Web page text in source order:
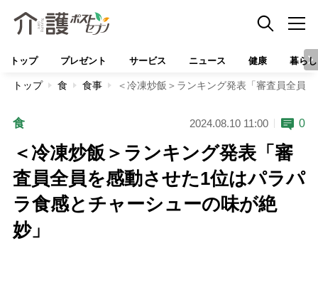
トップ プレゼント サービス ニュース 健康 暮らし
トップ 食 食事 ＜冷凍炒飯＞ランキング発表「審査員全員
食 2024.08.10 11:00 0
＜冷凍炒飯＞ランキング発表「審
査員全員を感動させた1位はパラパ
ラ食感とチャーシューの味が絶
妙」